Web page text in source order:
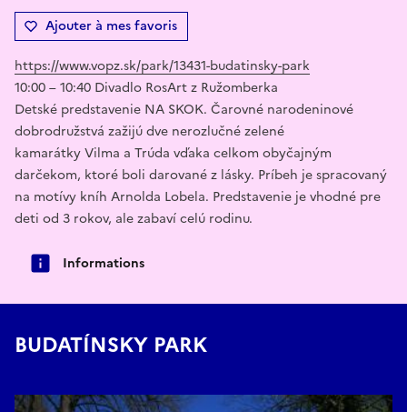
Ajouter à mes favoris
https://www.vopz.sk/park/13431-budatinsky-park
10:00 – 10:40 Divadlo RosArt z Ružomberka
Detské predstavenie NA SKOK. Čarovné narodeninové
dobrodružstvá zažijú dve nerozlučné zelené
kamarátky Vilma a Trúda vďaka celkom obyčajným
darčekom, ktoré boli darované z lásky. Príbeh je spracovaný
na motívy kníh Arnolda Lobela. Predstavenie je vhodné pre
deti od 3 rokov, ale zabaví celú rodinu.
Informations
BUDATÍNSKY PARK